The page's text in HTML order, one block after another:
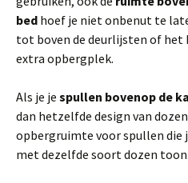
bed hoef je niet onbenut te
tot boven de deurlijsten of het
extra opbergplek.
Als je je spullen bovenop de
dan hetzelfde design van
opbergruimte voor spullen die
met dezelfde soort dozen